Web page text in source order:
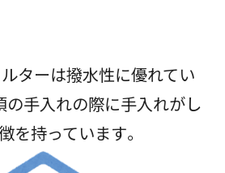
ターは撥水性に優れてい
の手入れの際に手入れがし
を持っています。